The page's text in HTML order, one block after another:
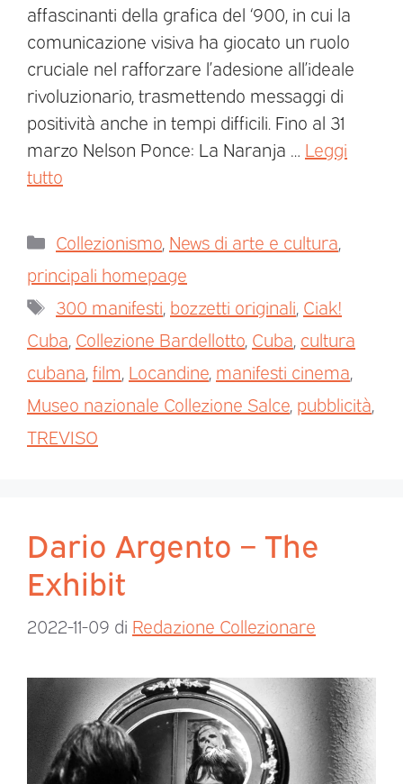
affascinanti della grafica del ‘900, in cui la
comunicazione visiva ha giocato un ruolo
cruciale nel rafforzare l’adesione all’ideale
rivoluzionario, trasmettendo messaggi di
positività anche in tempi difficili. Fino al 31
marzo Nelson Ponce: La Naranja … Leggi
tutto
Collezionismo News di arte e cultura
principali homepage
300 manifesti bozzetti originali Ciak!
Cuba Collezione Bardellotto Cuba cultura
cubana film Locandine manifesti cinema
Museo nazionale Collezione Salce pubblicità
TREVISO
Dario Argento – The
Exhibit
2022-11-09 di Redazione Collezionare